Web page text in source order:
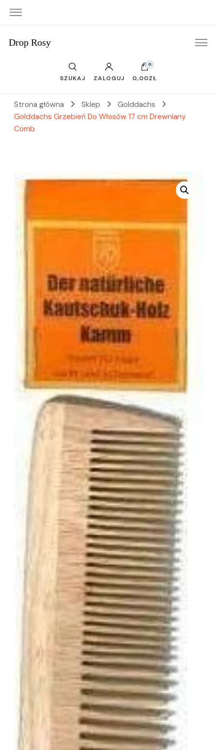
Drop Rosy
SZUKAJ ZALOGUJ
0
0,00ZŁ
Strona główna Sklep
Golddachs
Golddachs Grzebień Do Włosów 17 cm Drewniany
Comb